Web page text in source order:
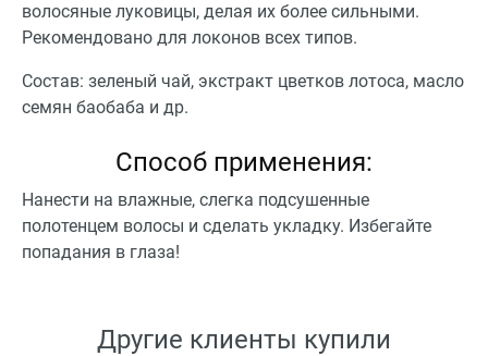
волосяные луковицы, делая их более сильными.
Рекомендовано для локонов всех типов.
Состав: зеленый чай, экстракт цветков лотоса, масло
семян баобаба и др.
Способ применения:
Нанести на влажные, слегка подсушенные
полотенцем волосы и сделать укладку. Избегайте
попадания в глаза!
Другие клиенты купили